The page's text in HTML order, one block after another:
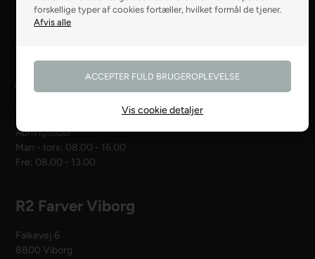
forskellige typer af cookies fortæller, hvilket formål de tjener.
Vis cookie detaljer
8800 Viborg
Åbningstider
Man - tors: 08.00 - 16.00
Fre: 08.00 - 13.00
R2 Farver Viborg
Falkevej 6
8800 Viborg